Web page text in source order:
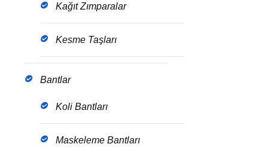
Kağıt Zımparalar
Kesme Taşları
Bantlar
Koli Bantları
Maskeleme Bantları